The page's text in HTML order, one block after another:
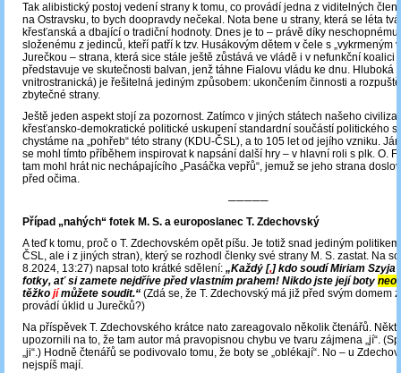
Tak alibistický postoj vedení strany k tomu, co provádí jedna z viditelných
na Ostravsku, to bych doopravdy nečekal. Nota bene u strany, která se léta
křesťanská a dbající o tradiční hodnoty. Dnes je to – právě díky
složenému z jedinců, kteří patří k tzv. Husákovým dětem v čele s „vykrmeným
Jurečkou – strana, která sice stále ještě zůstává ve vládě i v nefunkční koalici
představuje ve skutečnosti balvan, jenž táhne Fialovu vládu ke dnu. Hluboká
vnitrostranická) je řešitelná jediným způsobem: ukončením činnosti a
zbytečné strany.
Ještě jeden aspekt stojí za pozornost. Zatímco v jiných státech našeho
křesťansko-demokratické politické uskupení standardní součástí politického
chystáme na „pohřeb“ této strany (KDU-ČSL), a to 105 let od jejího vzniku.
se mohl tímto příběhem inspirovat k napsání další hry – v hlavní roli s plk. O.
tam mohl hrát nic nechápajícího „Pasáčka vepřů“, jemuž se jeho strana
před očima.
─────
Případ „nahých“ fotek M. S. a europoslanec T. Zdechovský
A teď k tomu, proč o T. Zdechovském opět píšu. Je totiž snad jediným
ČSL, ale i z jiných stran), který se rozhodl členky své strany M. S. zastat. Na
8.2024, 13:27) napsal toto krátké sdělení: „Každý [,] kdo soudí Miriam Szyja
fotky, ať si zamete nejdříve před vlastním prahem! Nikdo jste její boty
těžko jímůžete soudit.“ (Zdá se, že T. Zdechovský má již před svým domem
provádí úklid u Jurečků?)
Na příspěvek T. Zdechovského krátce nato zareagovalo několik čtenářů.
upozornili na to, že tam autor má pravopisnou chybu ve tvaru zájmena „jí“.
„ji“.) Hodně čtenářů se podivovalo tomu, že boty se „oblékají“. No – u
nejspíš mají.